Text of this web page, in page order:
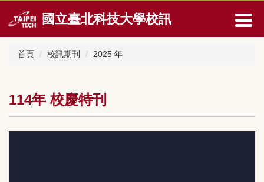
到
國立臺北科技大學校訊
首頁 校訊期刊 2025 年
114年 校慶特刊